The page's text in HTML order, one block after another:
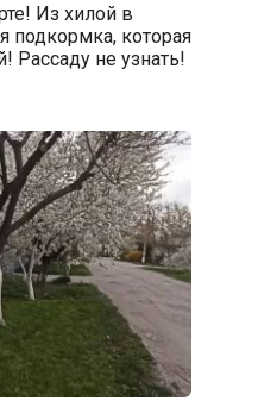
Из хилой в
подкормка, которая
Рассаду не узнать!